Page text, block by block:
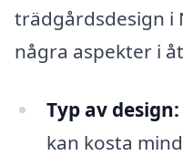
trädgårdsdesign i
några aspekter i
Typ av design:
kan kosta